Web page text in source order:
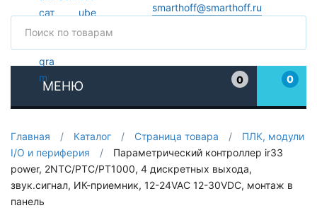
smarthoff@smarthoff.ru
МЕНЮ
0
0
Главная / Каталог / Страница товара /
ПЛК, модули
I/O и периферия
/
Параметрический контроллер ir33
power, 2NTC/PTC/PT1000, 4 дискретных выхода,
звук.сигнал, ИК-приемник, 12-24VAC 12-30VDC, монтаж в
панель